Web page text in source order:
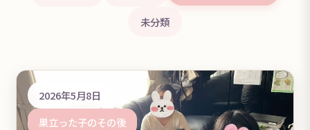
未分類
2026年5月8日
巣立った子のその後